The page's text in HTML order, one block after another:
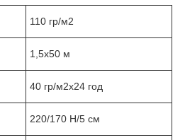
110 гр/м2
1,5х50 м
40 гр/м2х24 год
220/170 Н/5 см